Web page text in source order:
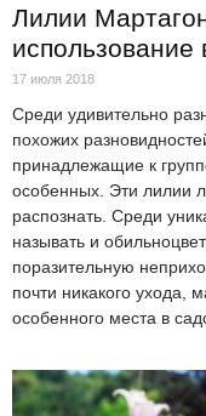
Лилии
использование
17 июля 2018
Среди удивительно
похожих
принадлежащие к
особенных. Эти лилии
распознать. Среди
называть и
поразительную
почти никакого ухода,
особенного места в